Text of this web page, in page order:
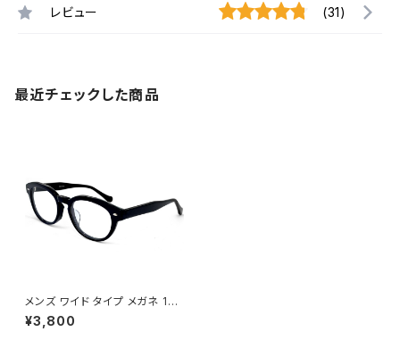
レビュー (31)
最近チェックした商品
メンズ ワイド タイプ メガネ 151
7-1 大きい 眼鏡 Lサイズ ボスト
ン 肉厚
¥3,800